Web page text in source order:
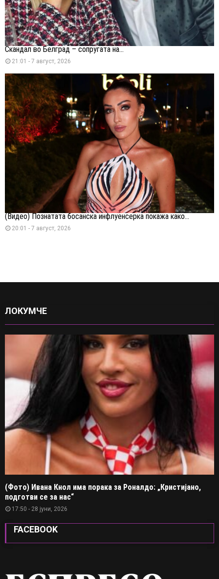
Скандал во Белград – сопругата на...
21:01 - 7 август, 2026
(Видео) Познатата босанска инфлуенсерка покажа како...
20:01 - 7 август, 2026
ЛОКУМЧЕ
(Фото) Ивана Кнол има порака за Роналдо: „Кристијано,
подготви се за нас“
17:50 - 28 јуни, 2026
FACEBOOK